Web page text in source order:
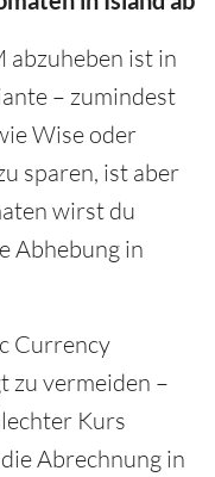
abzuheben ist in
– zumindest
Wise oder
sparen, ist aber
wirst du
Abhebung in
Currency
zu vermeiden –
Kurs
Abrechnung in